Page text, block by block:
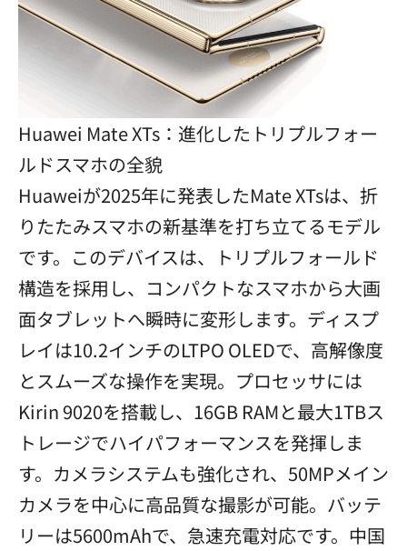
Huawei Mate XTs：進化したトリプルフォー
ルドスマホの全貌
Huaweiが2025年に発表したMate XTsは、折
りたたみスマホの新基準を打ち立てるモデル
です。このデバイスは、トリプルフォールド
構造を採用し、コンパクトなスマホから大画
面タブレットへ瞬時に変形します。ディスプ
レイは10.2インチのLTPO OLEDで、高解像度
とスムーズな操作を実現。プロセッサには
Kirin 9020を搭載し、16GB RAMと最大1TBス
トレージでハイパフォーマンスを発揮しま
す。カメラシステムも強化され、50MPメイン
カメラを中心に高品質な撮影が可能。バッテ
リーは5600mAhで、急速充電対応です。中国